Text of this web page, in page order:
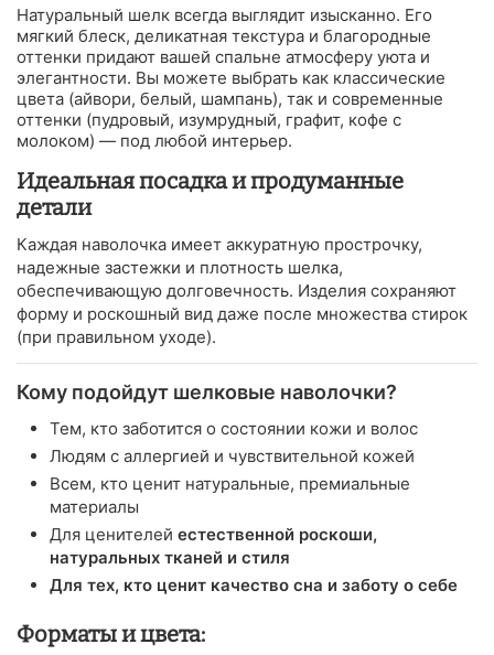
Натуральный шелк всегда выглядит изысканно. Его
мягкий блеск, деликатная текстура и благородные
оттенки придают вашей спальне атмосферу уюта и
элегантности. Вы можете выбрать как классические
цвета (айвори, белый, шампань), так и современные
оттенки (пудровый, изумрудный, графит, кофе с
молоком) — под любой интерьер.
Идеальная посадка и продуманные
детали
Каждая наволочка имеет аккуратную прострочку,
надежные застежки и плотность шелка,
обеспечивающую долговечность. Изделия сохраняют
форму и роскошный вид даже после множества стирок
(при правильном уходе).
Кому подойдут шелковые наволочки?
Тем, кто заботится о состоянии кожи и волос
Людям с аллергией и чувствительной кожей
Всем, кто ценит натуральные, премиальные
материалы
Для ценителей естественной роскоши,
натуральных тканей и стиля
Для тех, кто ценит качество сна и заботу о себе
Форматы и цвета: